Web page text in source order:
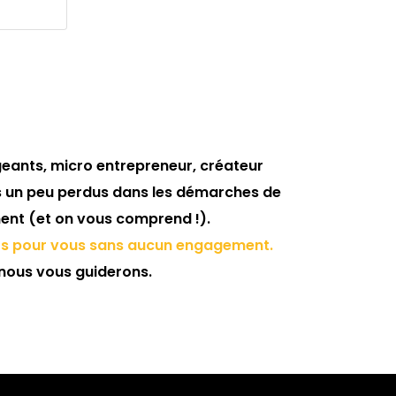
micro entrepreneur, créateur
peu perdus dans les démarches de
(et on vous comprend !).
pour vous sans aucun engagement.
vous guiderons.